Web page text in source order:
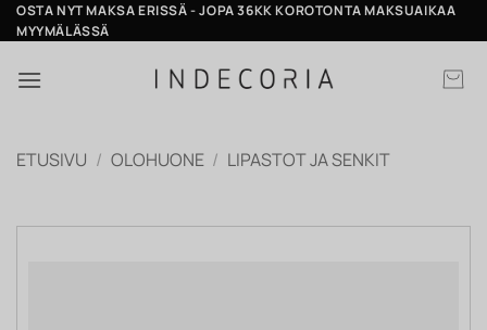
Skip
to
OSTA NYT MAKSA ERISSÄ - JOPA 36KK KOROTONTA MAKSUAIKAA
MYYMÄLÄSSÄ
ETUSIVU / OLOHUONE / LIPASTOT JA SENKIT